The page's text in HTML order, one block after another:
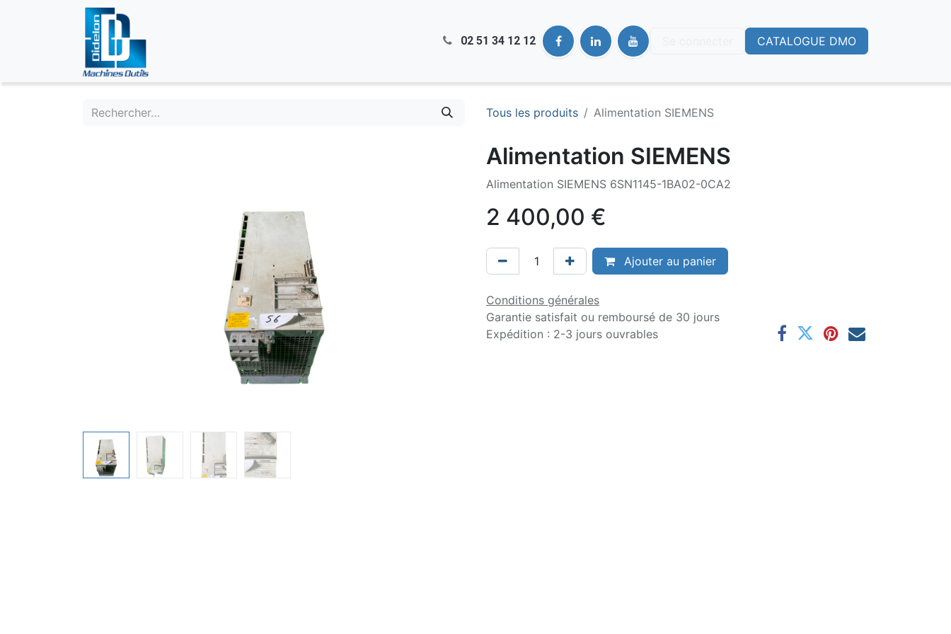
02 51​ 34 12 12 CATALOGUE DMO
Tous les produits Alimentation SIEMENS
Alimentation SIEMENS
Alimentation SIEMENS 6SN1145-1BA02-0CA2
2 400,00 €
Ajouter au panier
Conditions générales
Garantie satisfait ou remboursé de 30 jours
Expédition : 2-3 jours ouvrables